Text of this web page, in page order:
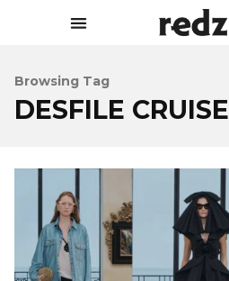
Browsing Tag
DESFILE CRUISE